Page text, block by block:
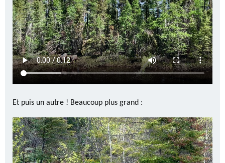
Et puis un autre ! Beaucoup plus grand :